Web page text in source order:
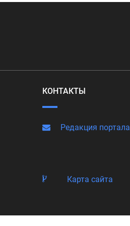
КОНТАКТЫ
Редакция портала
Карта сайта